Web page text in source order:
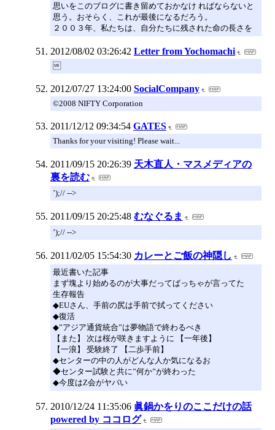
思いをこのブログに書き留めておかなけ ればならないと
思う。おそらく、これが最後になるだろう。
２００３年、私たちは、自分たちに残された命の長さを
2012/08/02 03:26:42 Letter from Yochomachi
2012/07/27 13:24:00 SocialCompany
©2008 NIFTY Corporation
2011/12/12 09:34:54 GATES
Thanks for your visiting! Please wait...
2011/09/15 20:26:39 天木直人・マスメディアの
裏を読む
’);// -->
2011/09/15 20:25:48 むなぐるま
’);// -->
2011/02/05 15:54:30 カレーとご飯の神隠し
最近書いた記事
まず塊より始めるのが大事だってばっちゃが言ってた
生存報告
◆EUさん、手前の尻は手前で拭ってください
◆復活
◆”アジア通貨統合”は夢物語で終わるべき
【また】 次は桜が咲きますように 【一年後】
【一浪】 受験終了 【二歩手前】
◆センターの中の人がどんな人か気になるお
◆センター試験と共に”何か”が終わった
◆今度はZ会がヤバい
2010/12/24 11:35:06 眞鍋かをりのここだけの話
powered by ココログ